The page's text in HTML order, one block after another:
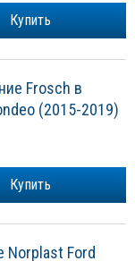
Купить
Frosch в
(2015-2019)
Купить
Norplast Ford